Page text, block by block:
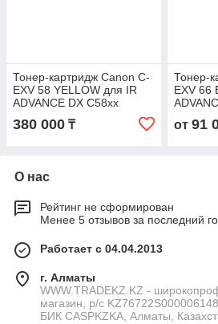
Тонер-картридж Canon C-
EXV 58 YELLOW для IR
ADVANCE DX C58xx
3766C002AA
380 000 ₸
Тонер-
EXV 66
от 91
О нас
Рейтинг не сформирован
Менее 5 отзывов за последний
Работает с 04.04.2013
г. Алматы
WWW.TRADEKZ.KZ -
магазин, р/с
БИК CASPKZKA, Алматы,